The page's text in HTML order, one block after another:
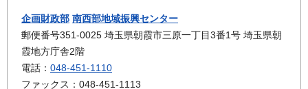
企画財政部 南西部地域振興センター
郵便番号351-0025 埼玉県朝霞市三原一丁目3番1号 埼玉県朝
霞地方庁舎2階
電話： 048-451-1110
ファックス：048-451-1113